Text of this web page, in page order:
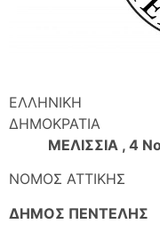
ΕΛΛΗΝΙΚΗ
ΜΕΛΙΣΣΙΑ , 4
ΝΟΜOΣ ΑΤΤΙΚΗΣ
ΔΗΜΟΣ ΠΕΝΤΕΛΗΣ